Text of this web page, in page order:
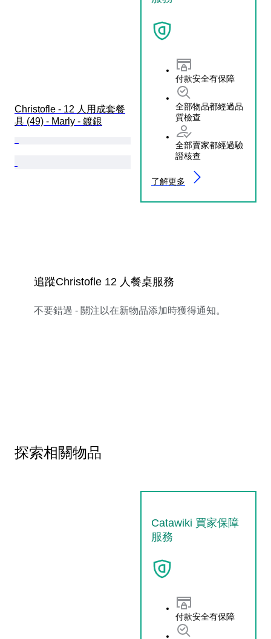
Christofle - 12 人用成套餐
具 (49) - Marly - 鍍銀
付款安全有保障
全部物品都經過品
質檢查
全部賣家都經過驗
證核查
了解更多
追蹤Christofle 12 人餐桌服務
不要錯過 - 關注以在新物品添加時獲得通知。
探索相關物品
Catawiki 買家保障
服務
付款安全有保障